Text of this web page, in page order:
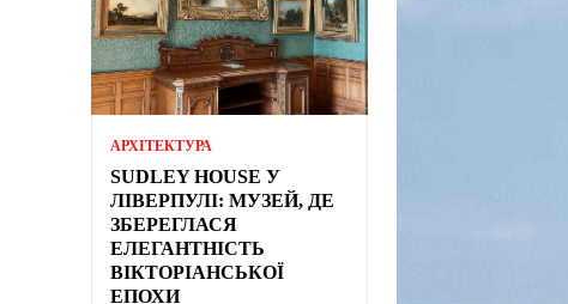
АРХІТЕКТУРА
SUDLEY HOUSE У
ЛІВЕРПУЛІ: МУЗЕЙ, ДЕ
ЗБЕРЕГЛАСЯ
ЕЛЕГАНТНІСТЬ
ВІКТОРІАНСЬКОЇ
ЕПОХИ